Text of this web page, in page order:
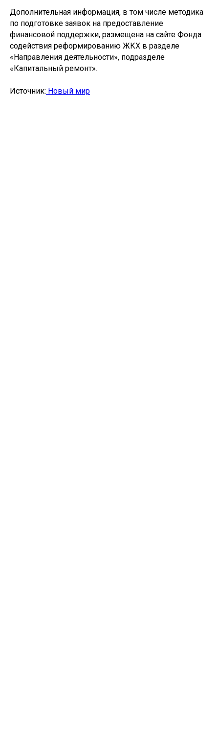
Дополнительная информация, в том числе методика
по подготовке заявок на предоставление
финансовой поддержки, размещена на сайте Фонда
содействия реформированию ЖКХ в разделе
«Направления деятельности», подразделе
«Капитальный ремонт».
Источник: Новый мир